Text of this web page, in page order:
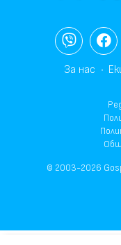
За нас
© 2003-2026